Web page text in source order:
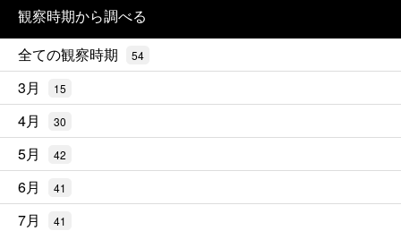
観察時期から調べる
全ての観察時期
54
3月 15
4月 30
5月 42
6月 41
7月 41